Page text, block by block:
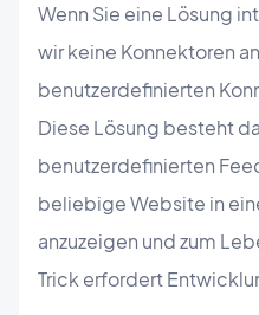
Wenn Sie eine Lösung
wir keine Konnektoren
benutzerdefinierten
Diese Lösung besteht
benutzerdefinierten
beliebige Website in
anzuzeigen und zum
Trick erfordert